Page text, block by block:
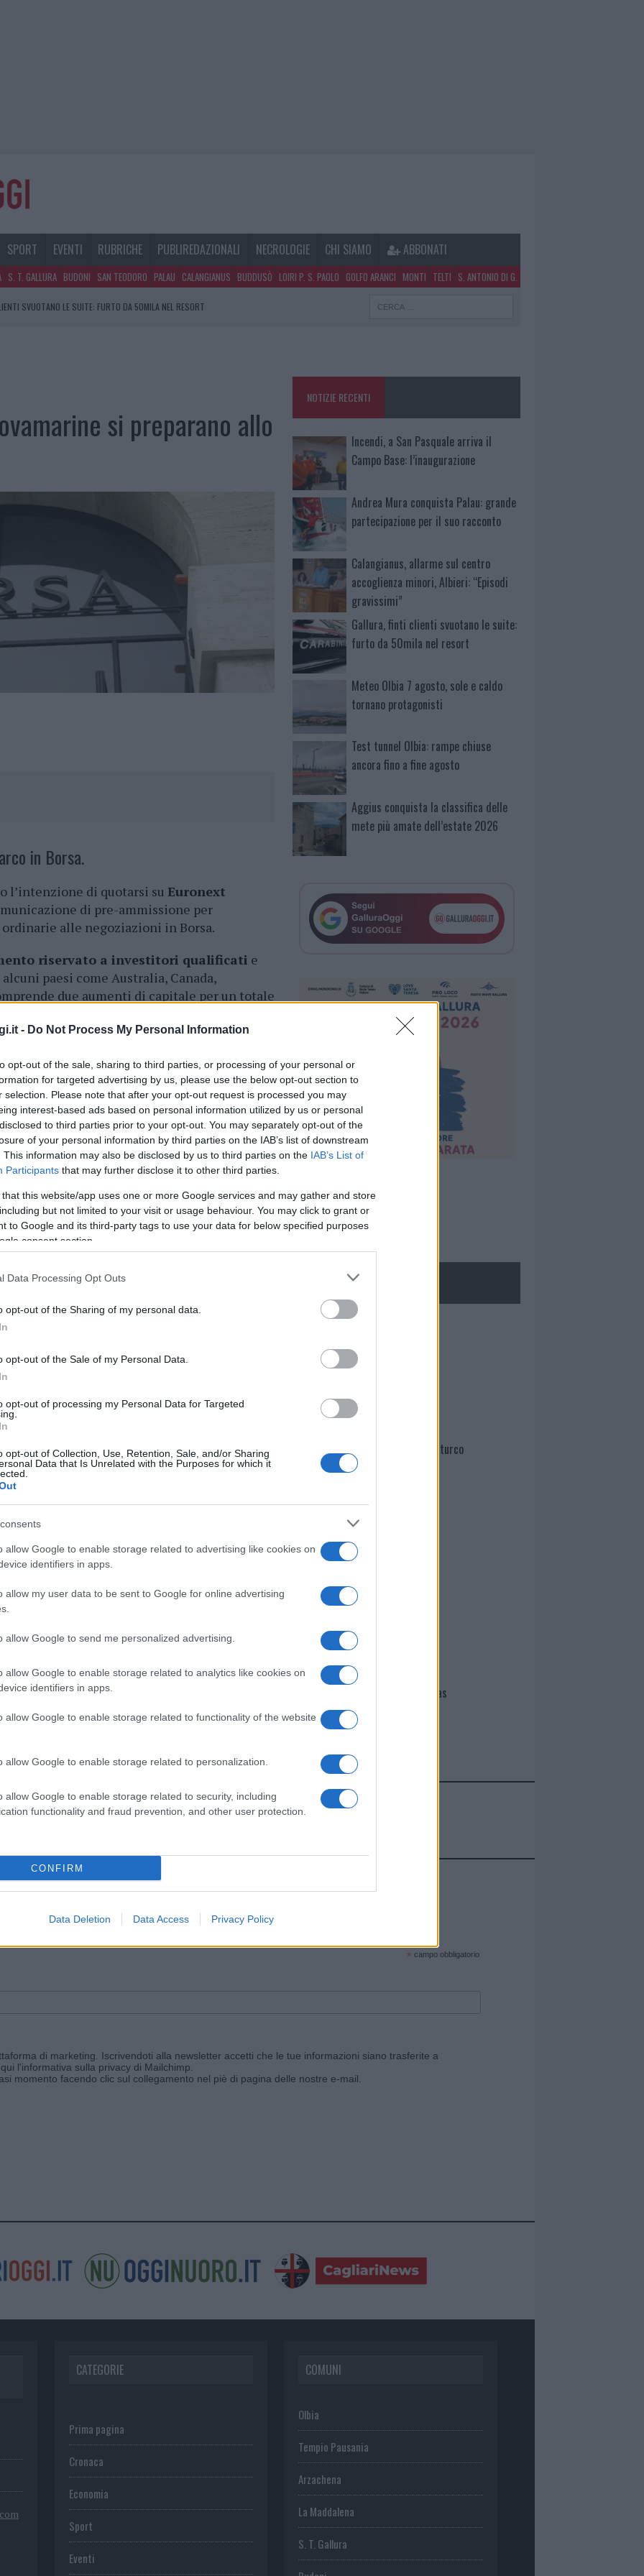
- Do Not Process My Personal Information
opt-out of the sale, sharing to third parties, or processing of your personal or
for targeted advertising by us, please use the below opt-out section to
selection. Please note that after your opt-out request is processed you may
interest-based ads based on personal information utilized by us or personal
to third parties prior to your opt-out. You may separately opt-out of the
of your personal information by third parties on the IAB’s list of downstream
This information may also be disclosed by us to third parties on the IAB’s List of
Participants that may further disclose it to other third parties.
that this website/app uses one or more Google services and may gather and store
but not limited to your visit or usage behaviour. You may click to grant or
to Google and its third-party tags to use your data for below specified purposes
consent section.
Data Processing Opt Outs
opt-out of the Sharing of my personal data.
opt-out of the Sale of my Personal Data.
opt-out of processing my Personal Data for Targeted
opt-out of Collection, Use, Retention, Sale, and/or Sharing
Data that Is Unrelated with the Purposes for which it
allow Google to enable storage related to advertising like cookies on
identifiers in apps.
allow my user data to be sent to Google for online advertising
allow Google to send me personalized advertising.
allow Google to enable storage related to analytics like cookies on
identifiers in apps.
allow Google to enable storage related to functionality of the website
allow Google to enable storage related to personalization.
allow Google to enable storage related to security, including
functionality and fraud prevention, and other user protection.
CONFIRM
Data Deletion Data Access Privacy Policy
SPORT EVENTI RUBRICHE PUBLIREDAZIONALI NECROLOGIE CHI SIAMO ABBONATI
S. T. GALLURA BUDONI SAN TEODORO PALAU CALANGIANUS BUDDUSÒ LOIRI P. S. PAOLO GOLFO ARANCI MONTI TELTI S. ANTONIO DI G.
SVUOTANO LE SUITE: FURTO DA 50MILA NEL RESORT
si preparano allo
in Borsa.
l’intenzione di quotarsi su Euronext
di pre-ammissione per
alle negoziazioni in Borsa.
riservato a investitori qualificati e
paesi come Australia, Canada,
due aumenti di capitale per un totale
prevista per il30 luglio, supportata dal forte
della produzione di Novamarine nel
cliccando qui
nella sezione
Olbia
NOTIZIE RECENTI
Incendi, a San Pasquale arriva il
Campo Base: l’inaugurazione
Andrea Mura conquista Palau: grande
partecipazione per il suo racconto
Calangianus, allarme sul centro
accoglienza minori, Albieri: “Episodi
gravissimi”
Gallura, finti clienti svuotano le suite:
furto da 50mila nel resort
Meteo Olbia 7 agosto, sole e caldo
tornano protagonisti
Test tunnel Olbia: rampe chiuse
ancora fino a fine agosto
Aggius conquista la classifica delle
mete più amate dell’estate 2026
NECROLOGIE
Martina Agostina Diturco
I nostri cari
I nostri cari
Giovannimaria Cabras
Invia un Comunicato Stampa|Pubblicità|Segnala
e ricevi le nostre email periodiche contenenti le ultime notizie pubblicate sul sito web!
* campo obbligatorio
di marketing. Iscrivendoti alla newsletter accetti che le tue informazioni siano trasferite a
l'informativa sulla privacy di Mailchimp
momento facendo clic sul collegamento nel piè di pagina delle nostre e-mail.
CATEGORIE
Prima pagina
Cronaca
Economia
Sport
Eventi
COMUNI
Olbia
Tempio Pausania
Arzachena
La Maddalena
S. T. Gallura